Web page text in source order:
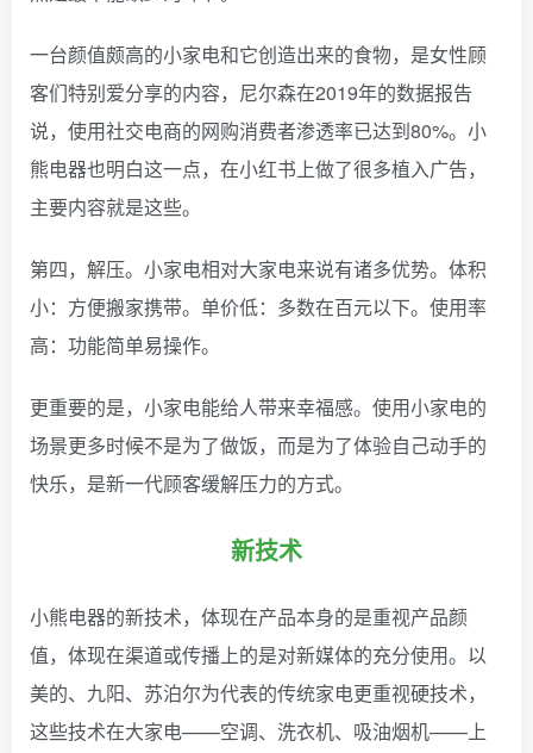
一台颜值颇高的小家电和它创造出来的食物，是女性顾
客们特别爱分享的内容，尼尔森在2019年的数据报告
说，使用社交电商的网购消费者渗透率已达到80%。小
熊电器也明白这一点，在小红书上做了很多植入广告，
主要内容就是这些。
第四，解压。小家电相对大家电来说有诸多优势。体积
小：方便搬家携带。单价低：多数在百元以下。使用率
高：功能简单易操作。
更重要的是，小家电能给人带来幸福感。使用小家电的
场景更多时候不是为了做饭，而是为了体验自己动手的
快乐，是新一代顾客缓解压力的方式。
新技术
小熊电器的新技术，体现在产品本身的是重视产品颜
值，体现在渠道或传播上的是对新媒体的充分使用。 以
美的、九阳、苏泊尔为代表的传统家电更重视硬技术，
这些技术在大家电——空调、洗衣机、吸油烟机——上